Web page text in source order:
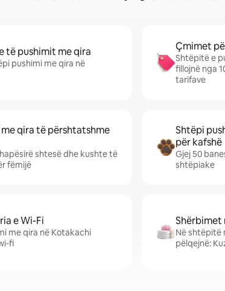
të pushimit me qira
pushimi me qira në
Çmimet
Shtëpitë e
fillojnë nga
tarifave
qira të përshtatshme
shtesë dhe kushte të
fëmijë
Shtëpi
për kafshë
Gjej 50
shtëpiake
e Wi-Fi
me qira në Kotakachi
fi
Shërbimet
Në shtëpitë
pëlqejnë: